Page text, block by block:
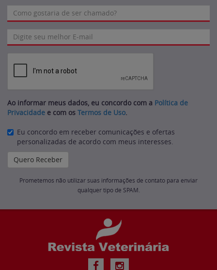
Ao informar meus dados, eu concordo com a Política de
Privacidade e com os Termos de Uso.
Eu concordo em receber comunicações e ofertas
personalizadas de acordo com meus interesses.
Prometemos não utilizar suas informações de contato para enviar
qualquer tipo de SPAM.